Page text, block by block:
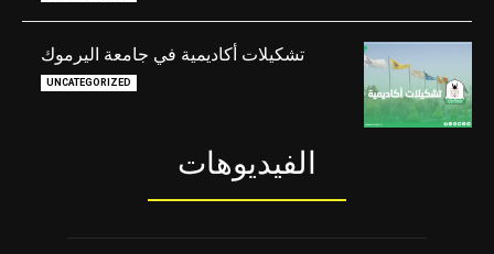
تشكيلات أكاديمية في جامعة اليرموك
UNCATEGORIZED
الفيديوهات